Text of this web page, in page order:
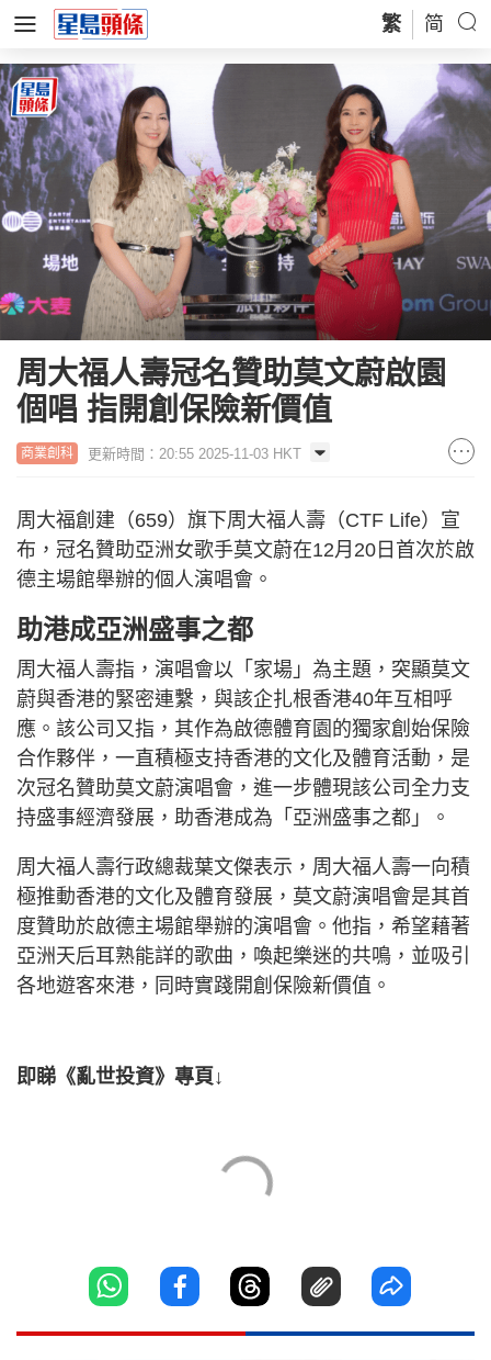
繁 简
周大福人壽冠名贊助莫文蔚啟園
個唱 指開創保險新價值
商業創科 更新時間：20:55 2025-11-03 HKT
周大福創建（659）旗下周大福人壽（CTF Life）宣
布，冠名贊助亞洲女歌手莫文蔚在12月20日首次於啟
德主場館舉辦的個人演唱會。
助港成亞洲盛事之都
周大福人壽指，演唱會以「家場」為主題，突顯莫文
蔚與香港的緊密連繫，與該企扎根香港40年互相呼
應。該公司又指，其作為啟德體育園的獨家創始保險
合作夥伴，一直積極支持香港的文化及體育活動，是
次冠名贊助莫文蔚演唱會，進一步體現該公司全力支
持盛事經濟發展，助香港成為「亞洲盛事之都」。
周大福人壽行政總裁葉文傑表示，周大福人壽一向積
極推動香港的文化及體育發展，莫文蔚演唱會是其首
度贊助於啟德主場館舉辦的演唱會。他指，希望藉著
亞洲天后耳熟能詳的歌曲，喚起樂迷的共鳴，並吸引
各地遊客來港，同時實踐開創保險新價值。
即睇《亂世投資》專頁↓